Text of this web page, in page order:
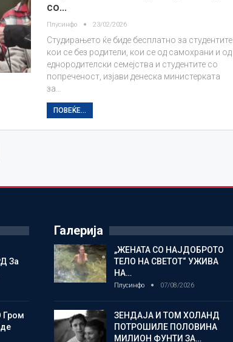
со…
Плусинфо 23/02/2026
Студирањето ќе биде бесплатно за студентите
кои се без родители, кои се од самохрани и од
еднородителски семејства и студентите со
попреченост, изјави денеска министерката
за…
ПОВЕЌЕ...
За
Галерија
„ЖЕНАТА СО НАЈДОБРОТО
ТЕЛО НА СВЕТОТ“ УЖИВА
НА…
Плусинфо 07/08/2026
ЗЕНДАЈА И ТОМ ХОЛАНД
ПОТРОШИЛЕ ПОЛОВИНА
МИЛИОН ФУНТИ ЗА…